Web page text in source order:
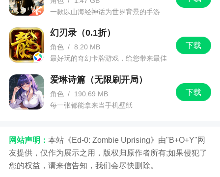
全新活动【九尾临盛世】重磅启幕！
九尾签到、渔场助力宝库、累充领点券等多重
福利同步开启，登录领好礼，助力爆金再加码；累
计充值还可连领 30 天点券，挑战排行前列更有永久
【限时玩法・祈愿封神】
祈愿妲己，冲榜封神！
己】，150 抽保底出大奖，提前抽中更可打包带走
全奖池奖励！
捕鱼排位赛限时开启，捕鱼得积分冲击段位，
一款以山海经神话为世界背景的手游
下载
幻刃录（0.1折）
角色 / 8.20 MB
最好玩的奇幻卡牌游戏，给您带来最佳
下载
爱琳诗篇（无限刷开局）
角色 /
190.69 MB
每一张都能拿来当手机壁纸
网站声明： 本站《Ed-0: Zombie Uprising》由"B+O+Y"网
友提供，仅作为展示之用，版权归原作者所有;如果侵犯了
您的权益，请来信告知，我们会尽快删除。